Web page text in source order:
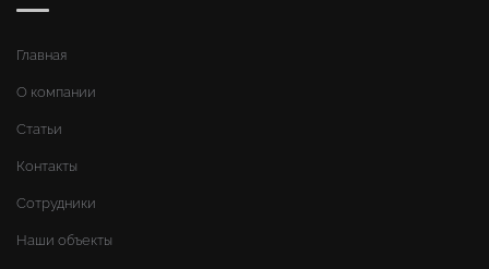
Главная
О компании
Статьи
Контакты
Сотрудники
Наши объекты